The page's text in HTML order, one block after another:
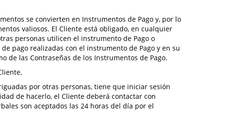
se convierten en Instrumentos de Pago y, por lo
valiosos. El Cliente está obligado, en cualquier
personas utilicen el instrumento de Pago o
pago realizadas con el instrumento de Pago y en su
de las Contraseñas de los Instrumentos de Pago.
por otras personas, tiene que iniciar sesión
de hacerlo, el Cliente deberá contactar con
son aceptados las 24 horas del día por el